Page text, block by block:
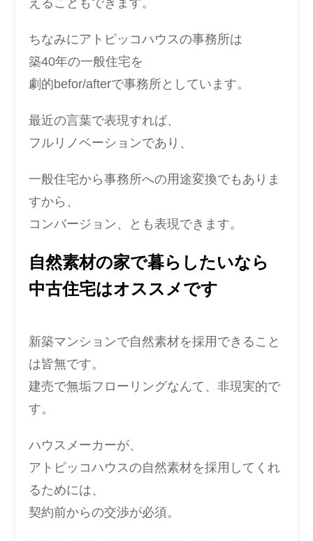
えることもできます。
ちなみにアトピッコハウスの事務所は
築40年の一般住宅を
劇的befor/afterで事務所としています。
最近の言葉で表現すれば、
フルリノベーションであり、
一般住宅から事務所への用途変換でもありま
すから、
コンバージョン、とも表現できます。
自然素材の家で暮らしたいなら
中古住宅はオススメです
新築マンションで自然素材を採用できること
は皆無です。
建売で無垢フローリングなんて、非現実的で
す。
ハウスメーカーが、
アトピッコハウスの自然素材を採用してくれ
るためには、
契約前からの交渉が必須。